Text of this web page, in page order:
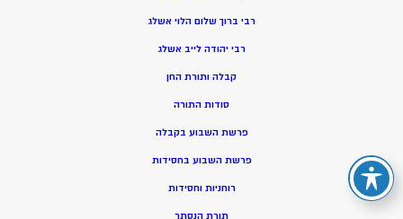
רבי ברוך שלום הלוי אשלג
רבי יהודה לייב אשלג
קבלה ותורת החן
סודות התורה
פרשת השבוע בקבלה
פרשת השבוע בחסידות
רוחניות וחסידות
תורת הנסתר